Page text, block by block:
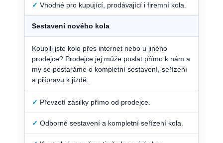
✓ Vhodné pro kupující, prodávající i firemní kola.
Sestavení nového kola
Koupili jste kolo přes internet nebo u jiného
prodejce? Prodejce jej může poslat přímo k nám a
my se postaráme o kompletní sestavení, seřízení
a přípravu k jízdě.
✓ Převzetí zásilky přímo od prodejce.
✓ Odborné sestavení a kompletní seřízení kola.